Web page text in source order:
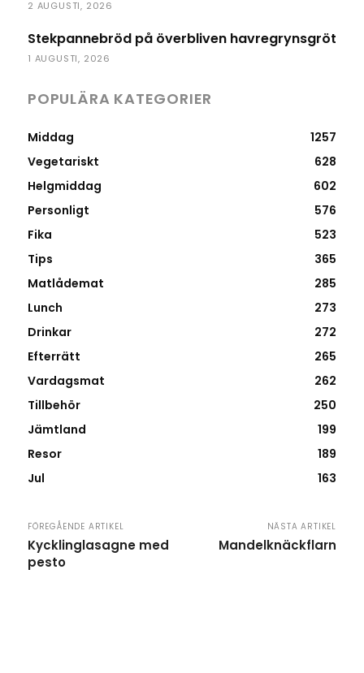
2 AUGUSTI, 2026
Stekpannebröd på överbliven havregrynsgröt
1 AUGUSTI, 2026
POPULÄRA KATEGORIER
Middag
1257
Vegetariskt
628
Helgmiddag
602
Personligt
576
Fika
523
Tips
365
Matlådemat
285
Lunch
273
Drinkar
272
Efterrätt
265
Vardagsmat
262
Tillbehör
250
Jämtland
199
Resor
189
Jul
163
FÖREGÅENDE ARTIKEL
Kycklinglasagne med
pesto
NÄSTA ARTIKEL
Mandelknäckflarn